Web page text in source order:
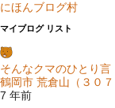
にほんブログ村
マイブログ リスト
そんなクマのひとり
鶴岡市 荒倉山（３０
7 年前